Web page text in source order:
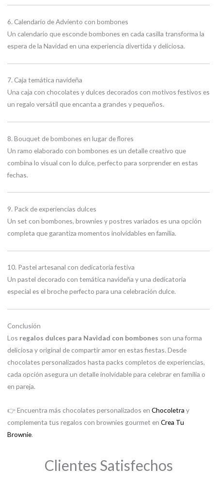
6. Calendario de Adviento con bombones
Un calendario que esconde bombones en cada casilla transforma la
espera de la Navidad en una experiencia divertida y deliciosa.
7. Caja temática navideña
Una caja con chocolates y dulces decorados con motivos festivos es
un regalo versátil que encanta a grandes y pequeños.
8. Bouquet de bombones en lugar de flores
Un ramo elaborado con bombones es un detalle creativo que
combina lo visual con lo dulce, perfecto para sorprender en estas
fechas.
9. Pack de experiencias dulces
Un set con bombones, brownies y postres variados es una opción
completa que garantiza momentos inolvidables en familia.
10. Pastel artesanal con dedicatoria festiva
Un pastel decorado con temática navideña y una dedicatoria
especial es el broche perfecto para una celebración dulce.
Conclusión
Los regalos dulces para Navidad con bombones son una forma
deliciosa y original de compartir amor en estas fiestas. Desde
chocolates personalizados hasta packs completos de experiencias,
cada opción asegura un detalle inolvidable para celebrar en familia o
en pareja.
👉 Encuentra más chocolates personalizados en Chocoletra y
complementa tus regalos con brownies gourmet en Crea Tu
Brownie.
Clientes Satisfechos